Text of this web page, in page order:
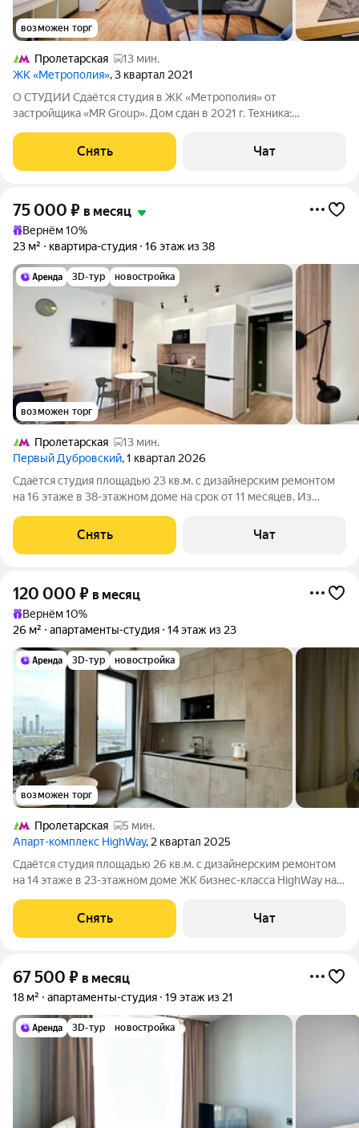
возможен торг
Пролетарская
13 мин.
ЖК «Метрополия», 3 квартал 2021
О СТУДИИ Сдаётся студия в ЖК «Метрополия» от
застройщика «MR Group». Дом сдан в 2021 г. Техника:
посудомоечная машины, холодильник Мебель: кухонный
гарнитур, подвесные полки, 2 стола, стулья,
Снять Чат
75 000 ₽ в месяц
Вернём 10%
23 м²
квартира-студия 16 этаж из 38
3D-тур новостройка
возможен торг
Пролетарская
13 мин.
Первый Дубровский, 1 квартал 2026
Сдаётся студия площадью 23 кв.м. с дизайнерским ремонтом
на 16 этаже в 38-этажном доме на срок от 11 месяцев. Из
Кондиционер Микроволновка Дом - монолитный, окна
выходят во двор. В подъезде 4
Снять Чат
120 000 ₽ в месяц
Вернём 10%
26 м²
апартаменты-студия 14 этаж из 23
3D-тур новостройка
возможен торг
Пролетарская
5 мин.
Апарт-комплекс HighWay, 2 квартал 2025
Сдаётся студия площадью 26 кв.м. с дизайнерским ремонтом
на 14 этаже в 23-этажном доме ЖК бизнес-класса HighWay на
круговая шумоизоляция (пол, потолок, стены) и заменены окна
от застройщика на
Снять Чат
67 500 ₽ в месяц
18 м² апартаменты-студия 19 этаж из 21
3D-тур новостройка